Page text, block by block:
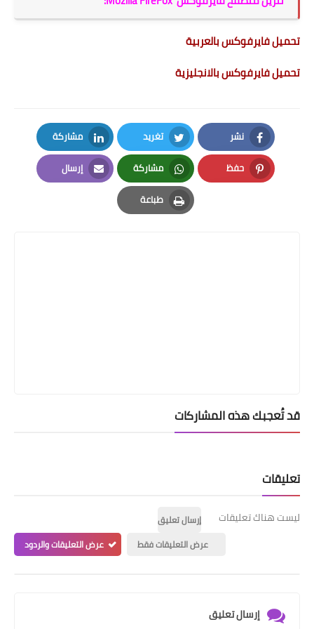
تحميل فايرفوكس بالعربية
تحميل فايرفوكس بالانجليزية
نشر
Facebook
تغريد
Twitter
مشاركة
LinkedIn
حفظ
Pinterest
مشاركة
Whatsapp
إرسال
Email
طباعة
Print
قد تُعجبك هذه المشاركات
تعليقات
ليست هناك تعليقات
إرسال تعليق
عرض التعليقات فقط
عرض التعليقات والردود
إرسال تعليق